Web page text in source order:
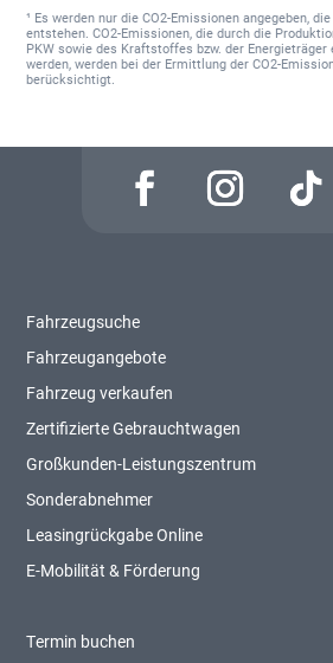
¹ Es werden nur die CO2-Emissionen angegeben,
entstehen. CO2-Emissionen, die durch die
PKW sowie des Kraftstoffes bzw. der
werden, werden bei der Ermittlung der CO2-
berücksichtigt.
Fahrzeugsuche
Fahrzeugangebote
Fahrzeug verkaufen
Zertifizierte Gebrauchtwagen
Großkunden-Leistungszentrum
Sonderabnehmer
Leasingrückgabe Online
E-Mobilität & Förderung
Termin buchen